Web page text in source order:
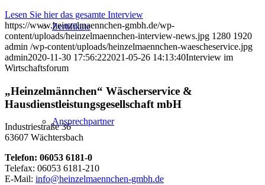
Zertifikate
Ansprechpartner
Lesen Sie hier das gesamte Interview
https://www.heinzelmaennchen-gmbh.de/wp-
content/uploads/heinzelmaennchen-interview-news.jpg 1280 1920
admin /wp-content/uploads/heinzelmaennchen-waescheservice.jpg
admin2020-11-30 17:56:222021-05-26 14:13:40Interview im
Wirtschaftsforum
„Heinzelmännchen“ Wäscherservice &
Hausdienstleistungsgesellschaft mbH
Industriestraße 36
63607 Wächtersbach
Telefon: 06053 6181-0
Telefax: 06053 6181-210
E-Mail: info@heinzelmaennchen-gmbh.de